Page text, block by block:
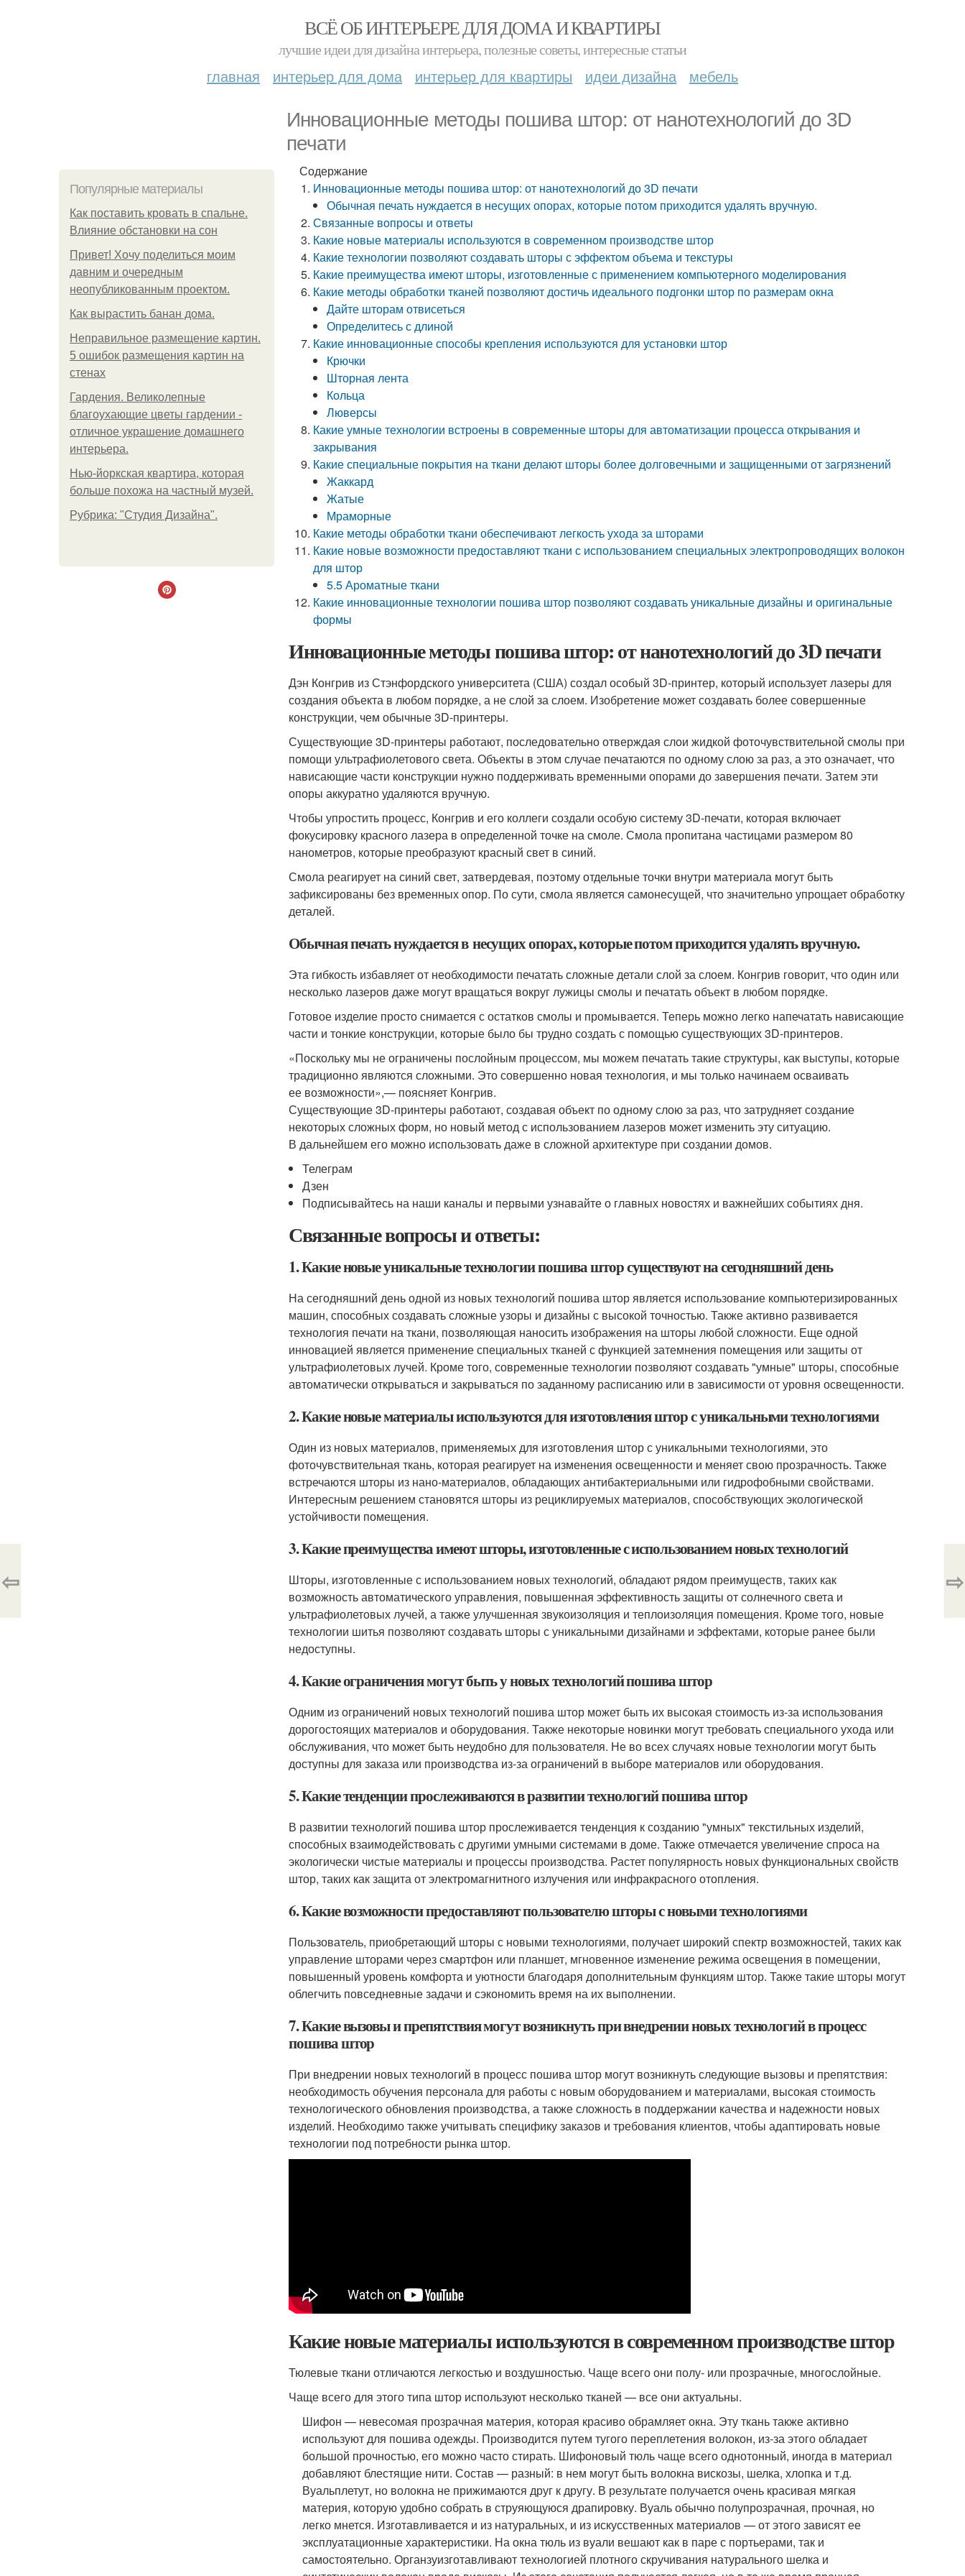
ВСЁ ОБ ИНТЕРЬЕРЕ ДЛЯ ДОМА И КВАРТИРЫ
лучшие идеи для дизайна интерьера, полезные советы, интересные статьи
главная интерьер для дома интерьер для квартиры идеи дизайна мебель
Инновационные методы пошива штор: от нанотехнологий до 3D
печати
Популярные материалы
Как поставить кровать в спальне.
Влияние обстановки на сон
Привет! Хочу поделиться моим
давним и очередным
неопубликованным проектом.
Как вырастить банан дома.
Неправильное размещение картин.
5 ошибок размещения картин на
стенах
Гардения. Великолепные
благоухающие цветы гардении -
отличное украшение домашнего
интерьера.
Нью-йоркская квартира, которая
больше похожа на частный музей.
Рубрика: "Студия Дизайна".
Содержание
Инновационные методы пошива штор: от нанотехнологий до 3D печати
Обычная печать нуждается в несущих опорах, которые потом приходится удалять вручную.
Связанные вопросы и ответы
Какие новые материалы используются в современном производстве штор
Какие технологии позволяют создавать шторы с эффектом объема и текстуры
Какие преимущества имеют шторы, изготовленные с применением компьютерного моделирования
Какие методы обработки тканей позволяют достичь идеального подгонки штор по размерам окна
Дайте шторам отвисеться
Определитесь с длиной
Какие инновационные способы крепления используются для установки штор
Крючки
Шторная лента
Кольца
Люверсы
Какие умные технологии встроены в современные шторы для автоматизации процесса открывания и
закрывания
Какие специальные покрытия на ткани делают шторы более долговечными и защищенными от загрязнений
Жаккард
Жатые
Мраморные
Какие методы обработки ткани обеспечивают легкость ухода за шторами
Какие новые возможности предоставляют ткани с использованием специальных электропроводящих волокон
для штор
5.5 Ароматные ткани
Какие инновационные технологии пошива штор позволяют создавать уникальные дизайны и оригинальные
формы
Инновационные методы пошива штор: от нанотехнологий до 3D печати
Дэн Конгрив из Стэнфордского университета (США) создал особый 3D-принтер, который использует лазеры для
создания объекта в любом порядке, а не слой за слоем. Изобретение может создавать более совершенные
конструкции, чем обычные 3D-принтеры.
Существующие 3D-принтеры работают, последовательно отверждая слои жидкой фоточувствительной смолы при
помощи ультрафиолетового света. Объекты в этом случае печатаются по одному слою за раз, а это означает, что
нависающие части конструкции нужно поддерживать временными опорами до завершения печати. Затем эти
опоры аккуратно удаляются вручную.
Чтобы упростить процесс, Конгрив и его коллеги создали особую систему 3D-печати, которая включает
фокусировку красного лазера в определенной точке на смоле. Смола пропитана частицами размером 80
нанометров, которые преобразуют красный свет в синий.
Смола реагирует на синий свет, затвердевая, поэтому отдельные точки внутри материала могут быть
зафиксированы без временных опор. По сути, смола является самонесущей, что значительно упрощает обработку
деталей.
Обычная печать нуждается в несущих опорах, которые потом приходится удалять вручную.
Эта гибкость избавляет от необходимости печатать сложные детали слой за слоем. Конгрив говорит, что один или
несколько лазеров даже могут вращаться вокруг лужицы смолы и печатать объект в любом порядке.
Готовое изделие просто снимается с остатков смолы и промывается. Теперь можно легко напечатать нависающие
части и тонкие конструкции, которые было бы трудно создать с помощью существующих 3D-принтеров.
«Поскольку мы не ограничены послойным процессом, мы можем печатать такие структуры, как выступы, которые
традиционно являются сложными. Это совершенно новая технология, и мы только начинаем осваивать
ее возможности»,— поясняет Конгрив.
Существующие 3D-принтеры работают, создавая объект по одному слою за раз, что затрудняет создание
некоторых сложных форм, но новый метод с использованием лазеров может изменить эту ситуацию.
В дальнейшем его можно использовать даже в сложной архитектуре при создании домов.
Телеграм
Дзен
Подписывайтесь на наши каналы и первыми узнавайте о главных новостях и важнейших событиях дня.
Связанные вопросы и ответы:
1. Какие новые уникальные технологии пошива штор существуют на сегодняшний день
На сегодняшний день одной из новых технологий пошива штор является использование компьютеризированных
машин, способных создавать сложные узоры и дизайны с высокой точностью. Также активно развивается
технология печати на ткани, позволяющая наносить изображения на шторы любой сложности. Еще одной
инновацией является применение специальных тканей с функцией затемнения помещения или защиты от
ультрафиолетовых лучей. Кроме того, современные технологии позволяют создавать "умные" шторы, способные
автоматически открываться и закрываться по заданному расписанию или в зависимости от уровня освещенности.
2. Какие новые материалы используются для изготовления штор с уникальными технологиями
Один из новых материалов, применяемых для изготовления штор с уникальными технологиями, это
фоточувствительная ткань, которая реагирует на изменения освещенности и меняет свою прозрачность. Также
встречаются шторы из нано-материалов, обладающих антибактериальными или гидрофобными свойствами.
Интересным решением становятся шторы из рециклируемых материалов, способствующих экологической
устойчивости помещения.
3. Какие преимущества имеют шторы, изготовленные с использованием новых технологий
Шторы, изготовленные с использованием новых технологий, обладают рядом преимуществ, таких как
возможность автоматического управления, повышенная эффективность защиты от солнечного света и
ультрафиолетовых лучей, а также улучшенная звукоизоляция и теплоизоляция помещения. Кроме того, новые
технологии шитья позволяют создавать шторы с уникальными дизайнами и эффектами, которые ранее были
недоступны.
4. Какие ограничения могут быть у новых технологий пошива штор
Одним из ограничений новых технологий пошива штор может быть их высокая стоимость из-за использования
дорогостоящих материалов и оборудования. Также некоторые новинки могут требовать специального ухода или
обслуживания, что может быть неудобно для пользователя. Не во всех случаях новые технологии могут быть
доступны для заказа или производства из-за ограничений в выборе материалов или оборудования.
5. Какие тенденции прослеживаются в развитии технологий пошива штор
В развитии технологий пошива штор прослеживается тенденция к созданию "умных" текстильных изделий,
способных взаимодействовать с другими умными системами в доме. Также отмечается увеличение спроса на
экологически чистые материалы и процессы производства. Растет популярность новых функциональных свойств
штор, таких как защита от электромагнитного излучения или инфракрасного отопления.
6. Какие возможности предоставляют пользователю шторы с новыми технологиями
Пользователь, приобретающий шторы с новыми технологиями, получает широкий спектр возможностей, таких как
управление шторами через смартфон или планшет, мгновенное изменение режима освещения в помещении,
повышенный уровень комфорта и уютности благодаря дополнительным функциям штор. Также такие шторы могут
облегчить повседневные задачи и сэкономить время на их выполнении.
7. Какие вызовы и препятствия могут возникнуть при внедрении новых технологий в процесс
пошива штор
При внедрении новых технологий в процесс пошива штор могут возникнуть следующие вызовы и препятствия:
необходимость обучения персонала для работы с новым оборудованием и материалами, высокая стоимость
технологического обновления производства, а также сложность в поддержании качества и надежности новых
изделий. Необходимо также учитывать специфику заказов и требования клиентов, чтобы адаптировать новые
технологии под потребности рынка штор.
Какие новые материалы используются в современном производстве штор
Тюлевые ткани отличаются легкостью и воздушностью. Чаще всего они полу- или прозрачные, многослойные.
Чаще всего для этого типа штор используют несколько тканей — все они актуальны.
Шифон — невесомая прозрачная материя, которая красиво обрамляет окна. Эту ткань также активно
используют для пошива одежды. Производится путем тугого переплетения волокон, из-за этого обладает
большой прочностью, его можно часто стирать. Шифоновый тюль чаще всего однотонный, иногда в материал
добавляют блестящие нити. Состав — разный: в нем могут быть волокна вискозы, шелка, хлопка и т.д.
Вуальплетут, но волокна не прижимаются друг к другу. В результате получается очень красивая мягкая
материя, которую удобно собрать в струяющуюся драпировку. Вуаль обычно полупрозрачная, прочная, но
легко мнется. Изготавливается и из натуральных, и из искусственных материалов — от этого зависят ее
эксплуатационные характеристики. На окна тюль из вуали вешают как в паре с портьерами, так и
самостоятельно.Органзуизготавливают технологией плотного скручивания натурального шелка и
⇦ ⇨